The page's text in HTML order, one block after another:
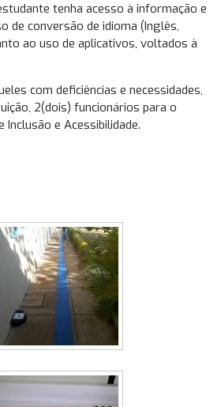
tenha acesso à informação e
de conversão de idioma (Inglês,
ao uso de aplicativos, voltados à
com deficiências e necessidades,
2(dois) funcionários para o
e Acessibilidade.